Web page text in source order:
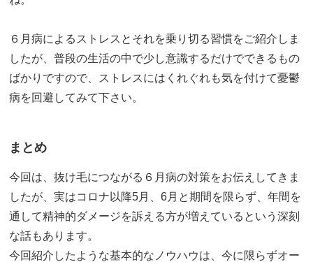
６月病によるストレスとそれを乗り切る習慣をご紹介しま
したが、普段の生活の中で少し意識するだけでできるもの
ばかりですので、ストレスにはくれぐれも気を付けて憂鬱
病を回避してみて下さい。
まとめ
今回は、抜け毛につながる６月病の対策をお伝えしてきま
したが、実はコロナ以降5月、6月と期間を限らず、年間を
通して精神的ダメージを訴える方が増えているという深刻
な話もあります。
今回紹介したような基本的なノウハウは、今に限らずオー